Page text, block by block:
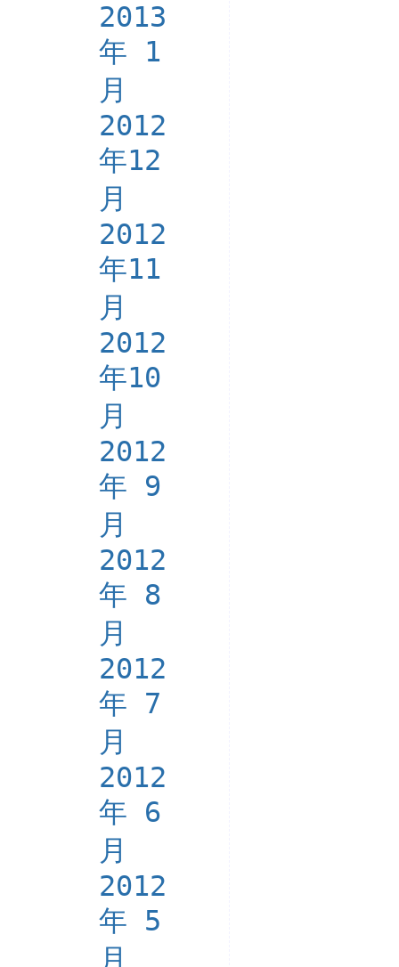
2013
年 1
月
2012
年12
月
2012
年11
月
2012
年10
月
2012
年 9
月
2012
年 8
月
2012
年 7
月
2012
年 6
月
2012
年 5
月